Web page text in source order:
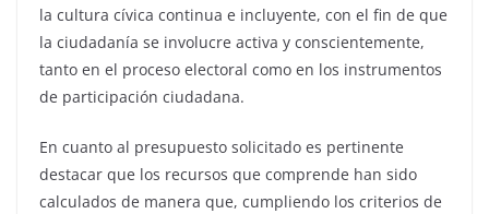
la cultura cívica continua e incluyente, con el fin de que
la ciudadanía se involucre activa y conscientemente,
tanto en el proceso electoral como en los instrumentos
de participación ciudadana.
En cuanto al presupuesto solicitado es pertinente
destacar que los recursos que comprende han sido
calculados de manera que, cumpliendo los criterios de